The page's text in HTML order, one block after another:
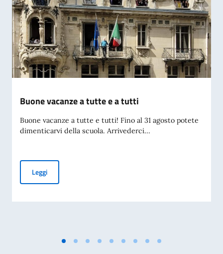
Buone vacanze a tutte e a tutti
Buone vacanze a tutte e tutti! Fino al 31 agosto potete
dimenticarvi della scuola. Arrivederci...
LeggiBuone vacanze a tutte e a tutti